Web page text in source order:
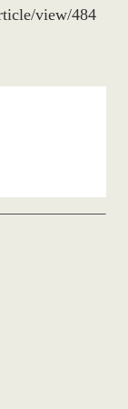
view/484